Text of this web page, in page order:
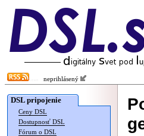
neprihlásený
DSL pripojenie
Ceny DSL
Dostupnosť DSL
Fórum o DSL